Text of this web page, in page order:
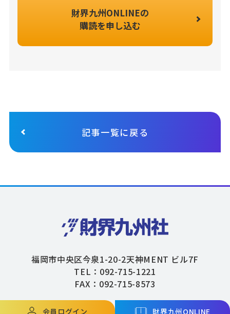
財界九州ONLINEの
購読を申し込む
記事一覧に戻る
会員ログイン 財界九州ONLINE
福岡市中央区今泉1-20-2天神MENT ビル7F
TEL：092-715-1221
FAX：092-715-8573